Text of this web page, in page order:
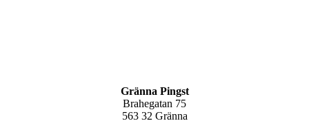
Gränna Pingst
Brahegatan 75
563 32 Gränna